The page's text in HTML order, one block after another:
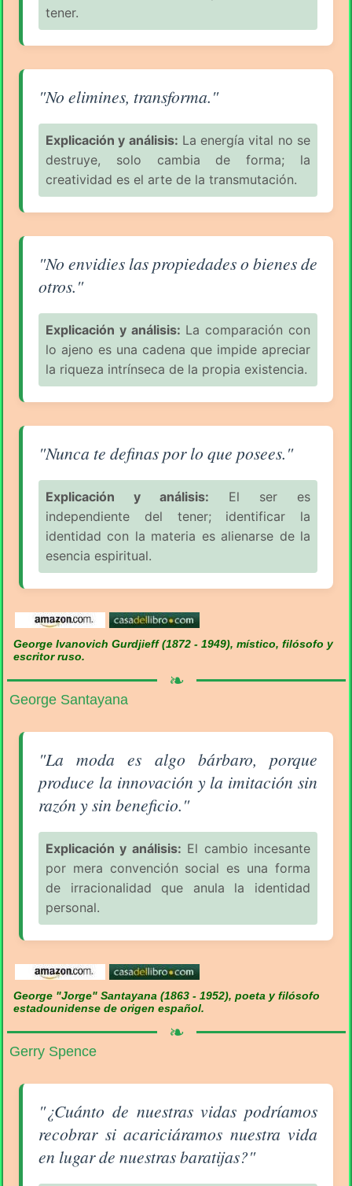
tener.
Aforismo sobre el Consumismo (pág. 5/11) -
"No elimines, transforma."
Explicación y análisis: La energía vital no se
destruye, solo cambia de forma; la
creatividad es el arte de la transmutación.
Aforismo sobre el Consumismo (pág. 5/11) -
"No envidies las propiedades o bienes de
otros."
Explicación y análisis: La comparación con
lo ajeno es una cadena que impide apreciar
la riqueza intrínseca de la propia existencia.
Aforismo sobre el Consumismo (pág. 5/11) -
"Nunca te definas por lo que posees."
Explicación y análisis: El ser es
independiente del tener; identificar la
identidad con la materia es alienarse de la
esencia espiritual.
George Ivanovich Gurdjieff (1872 - 1949), místico, filósofo y
escritor ruso.
❧
George Santayana
Aforismo sobre el Consumismo (pág. 5/11) -
"La moda es algo bárbaro, porque
produce la innovación y la imitación sin
razón y sin beneficio."
Explicación y análisis: El cambio incesante
por mera convención social es una forma
de irracionalidad que anula la identidad
personal.
George "Jorge" Santayana (1863 - 1952), poeta y filósofo
estadounidense de origen español.
❧
Gerry Spence
Aforismo sobre el Consumismo (pág. 5/11) - Gerry
"¿Cuánto de nuestras vidas podríamos
recobrar si acariciáramos nuestra vida
en lugar de nuestras baratijas?"